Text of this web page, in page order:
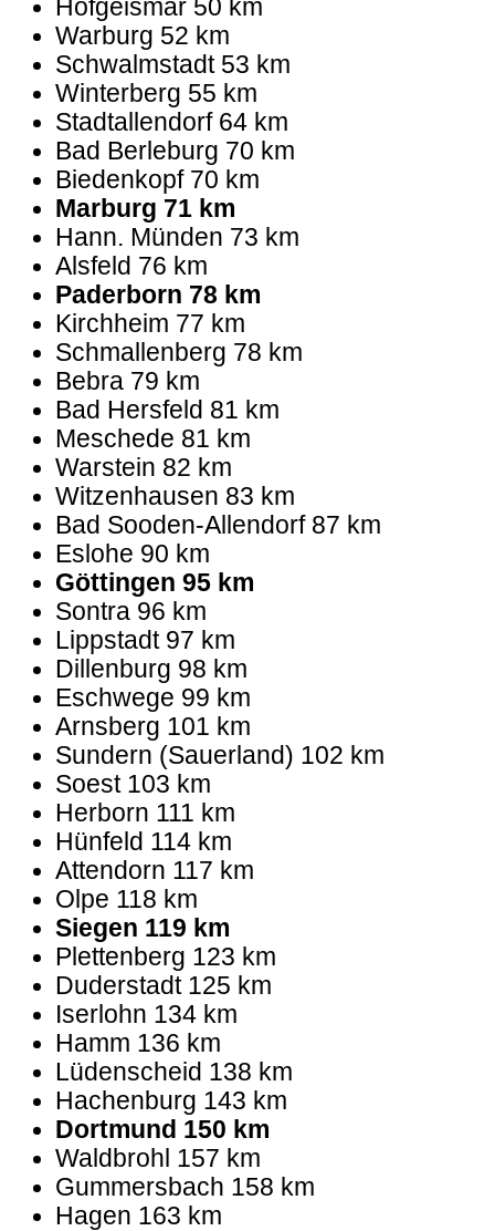
Hofgeismar 50 km
Warburg 52 km
Schwalmstadt 53 km
Winterberg 55 km
Stadtallendorf 64 km
Bad Berleburg 70 km
Biedenkopf 70 km
Marburg 71 km
Hann. Münden 73 km
Alsfeld 76 km
Paderborn 78 km
Kirchheim 77 km
Schmallenberg 78 km
Bebra 79 km
Bad Hersfeld 81 km
Meschede 81 km
Warstein 82 km
Witzenhausen 83 km
Bad Sooden-Allendorf 87 km
Eslohe 90 km
Göttingen 95 km
Sontra 96 km
Lippstadt 97 km
Dillenburg 98 km
Eschwege 99 km
Arnsberg 101 km
Sundern (Sauerland) 102 km
Soest 103 km
Herborn 111 km
Hünfeld 114 km
Attendorn 117 km
Olpe 118 km
Siegen 119 km
Plettenberg 123 km
Duderstadt 125 km
Iserlohn 134 km
Hamm 136 km
Lüdenscheid 138 km
Hachenburg 143 km
Dortmund 150 km
Waldbrohl 157 km
Gummersbach 158 km
Hagen 163 km